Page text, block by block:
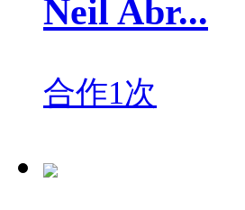
Neil Abr...
合作1次